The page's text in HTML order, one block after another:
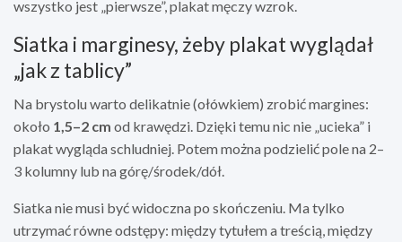
wszystko jest „pierwsze”, plakat męczy wzrok.
Siatka i marginesy, żeby plakat wyglądał
„jak z tablicy”
Na brystolu warto delikatnie (ołówkiem) zrobić margines:
około 1,5–2 cm od krawędzi. Dzięki temu nic nie „ucieka” i
plakat wygląda schludniej. Potem można podzielić pole na 2–
3 kolumny lub na górę/środek/dół.
Siatka nie musi być widoczna po skończeniu. Ma tylko
utrzymać równe odstępy: między tytułem a treścią, między